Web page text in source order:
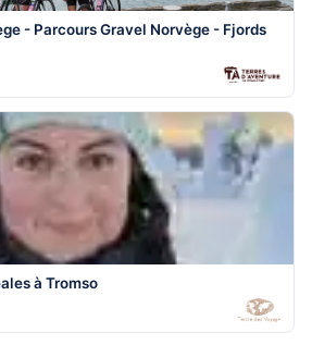
- Parcours Gravel Norvège - Fjords
à Tromso